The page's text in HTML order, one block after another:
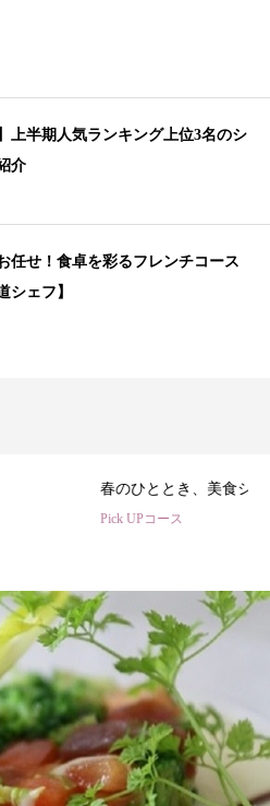
】上半期人気ランキング上位3名のシ
介
任せ！食卓を彩るフレンチコース
シェフ】
き、美食シェフ3名の特別コース